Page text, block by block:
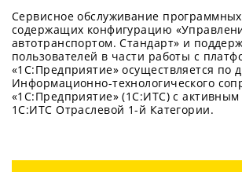
Сервисное обслуживание программных
содержащих конфигурацию
автотранспортом. Стандарт» и
пользователей в части работы с
«1С:Предприятие» осуществляется по
Информационно-технологического
«1С:Предприятие» (1С:ИТС) с активным
1С:ИТС Отраслевой 1-й Категории.